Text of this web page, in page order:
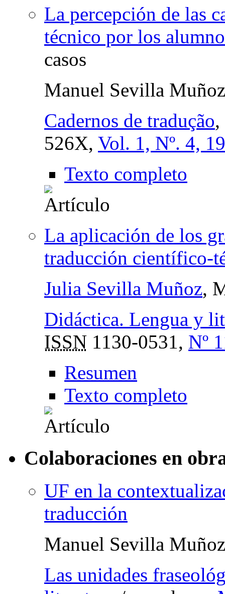
La percepción de las
técnico por los
casos
Manuel Sevilla
Cadernos de tradução,
526X, Vol. 1, Nº. 4,
Texto completo
La aplicación de los
traducción científico-
Julia Sevilla Muñoz,
Didáctica. Lengua y
ISSN 1130-0531, Nº
Resumen
Texto completo
Colaboraciones en
UF en la
traducción
Manuel Sevilla Muñoz
Las unidades